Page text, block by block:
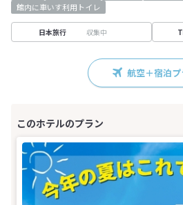
館内に車いす利用トイレ
日本旅行 収集中
航空＋宿泊プ